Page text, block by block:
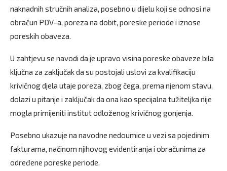
naknadnih stručnih analiza, posebno u dijelu koji se odnosi na
obračun PDV-a, poreza na dobit, poreske periode i iznose
poreskih obaveza.
U zahtjevu se navodi da je upravo visina poreske obaveze bila
ključna za zaključak da su postojali uslovi za kvalifikaciju
krivičnog djela utaje poreza, zbog čega, prema njenom stavu,
dolazi u pitanje i zaključak da ona kao specijalna tužiteljka nije
mogla primijeniti institut odloženog krivičnog gonjenja.
Posebno ukazuje na navodne nedoumice u vezi sa pojedinim
fakturama, načinom njihovog evidentiranja i obračunima za
određene poreske periode.